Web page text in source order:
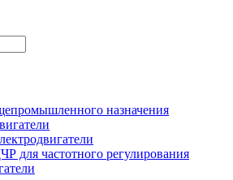
назначения
для частотного регулирования